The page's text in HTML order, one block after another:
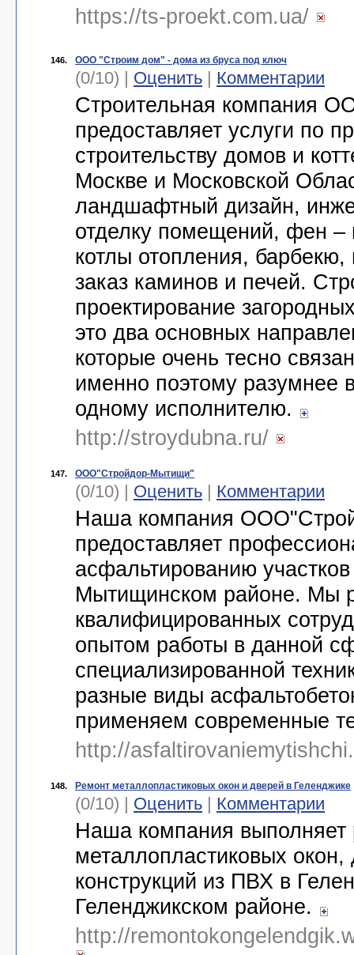
https://ts-proekt.com.ua/
146. ООО "Строим дом" - дома из бруса под ключ
(0/10) | Оценить | Комментарии
Строительная компания
предоставляет услуги по
строительству домов и
Москве и Московской
ландшафтный дизайн,
отделку помещений, фен –
котлы отопления, барбекю,
заказ каминов и печей.
проектирование
это два основных
которые очень тесно
именно поэтому разумнее
одному исполнителю.
http://stroydubna.ru/
147. ООО"Стройдор-Мытищи"
(0/10) | Оценить | Комментарии
Наша компания
предоставляет
асфальтированию
Мытищинском районе. Мы
квалифицированных
опытом работы в данной
специализированной
разные виды
применяем современные
http://
148. Ремонт металлопластиковых окон и дверей в Геленджике
(0/10) | Оценить | Комментарии
Наша компания выполняет
металлопластиковых окон,
конструкций из ПВХ в
Геленджикском районе.
http://